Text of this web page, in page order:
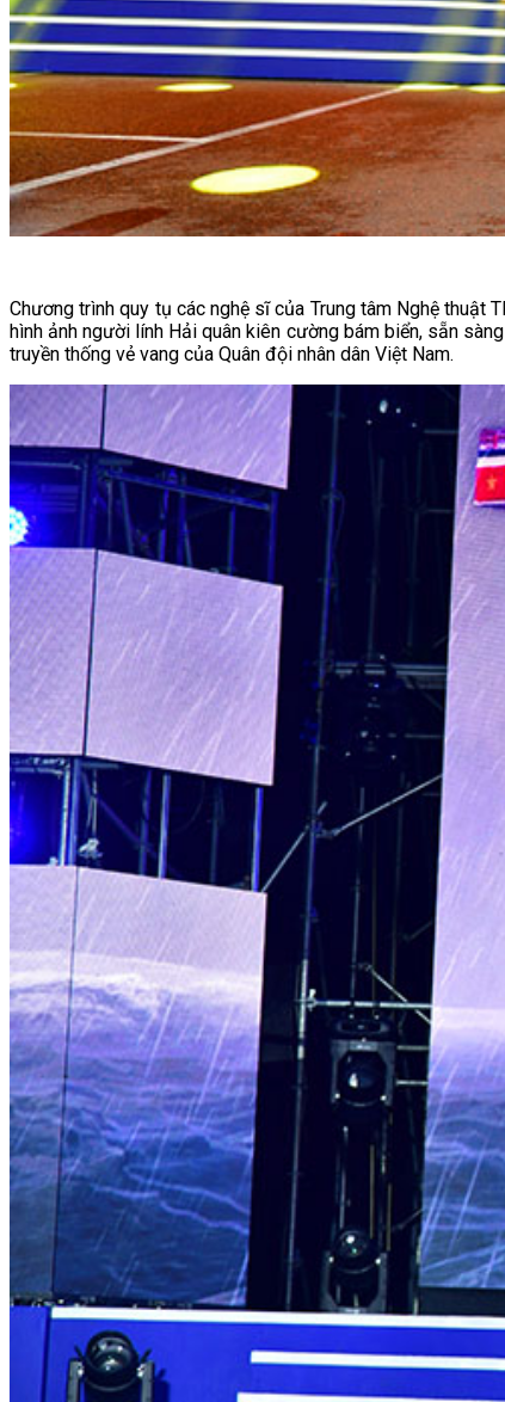
Chương trình quy tụ các nghệ sĩ của Trung tâm Nghệ thuật
hình ảnh người lính Hải quân kiên cường bám biển, sẵn
truyền thống vẻ vang của Quân đội nhân dân Việt Nam.